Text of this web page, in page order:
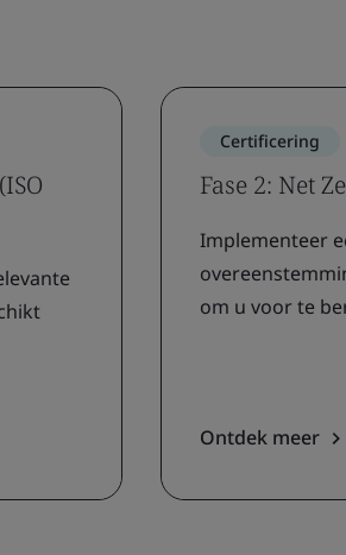
Certificering
Fase 2: Net
Implementeer
om u voor te
Ontdek meer